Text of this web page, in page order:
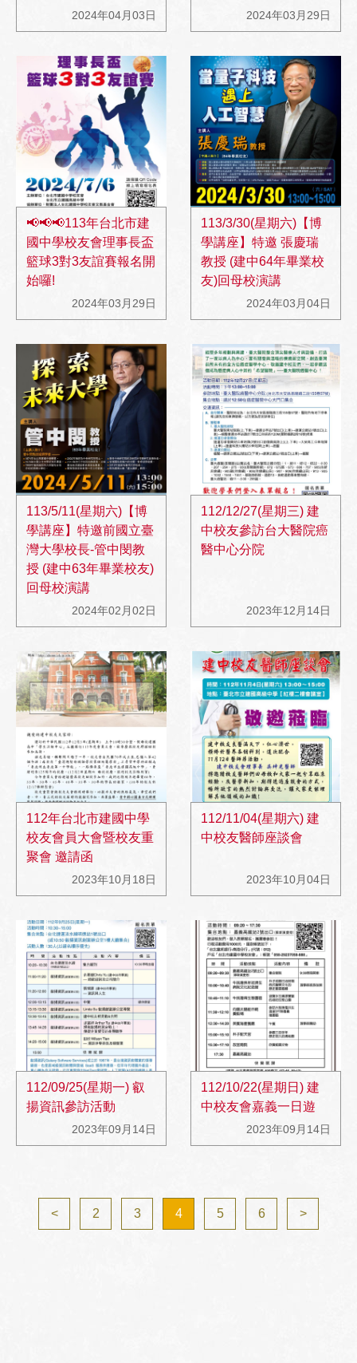
2024年04月03日 2024年03月29日
📢📢📢113年台北市建
國中學校友會理事長盃
籃球3對3友誼賽報名開
始囉!
2024年03月29日
113/3/30(星期六)【博
學講座】特邀 張慶瑞
教授 (建中64年畢業校
友)回母校演講
2024年03月04日
113/5/11(星期六)【博
學講座】特邀前國立臺
灣大學校長-管中閔教
授 (建中63年畢業校友)
回母校演講
2024年02月02日
112/12/27(星期三) 建
中校友參訪台大醫院癌
醫中心分院
2023年12月14日
112年台北市建國中學
校友會員大會暨校友重
聚會 邀請函
2023年10月18日
112/11/04(星期六) 建
中校友醫師座談會
2023年10月04日
112/09/25(星期一) 叡
揚資訊參訪活動
2023年09月14日
112/10/22(星期日) 建
中校友會嘉義一日遊
2023年09月14日
< 2 3 4 5 6 >